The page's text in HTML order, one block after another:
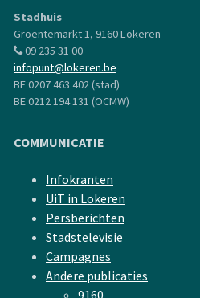
Stadhuis
Groentemarkt 1, 9160 Lokeren
09 235 31 00
infopunt@lokeren.be
BE 0207 463 402 (stad)
BE 0212 194 131 (OCMW)
COMMUNICATIE
Infokranten
UiT in Lokeren
Persberichten
Stadstelevisie
Campagnes
Andere publicaties
9160